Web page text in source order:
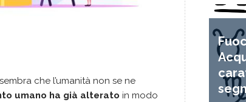
che l’umanità non se ne
umano ha già alterato in modo